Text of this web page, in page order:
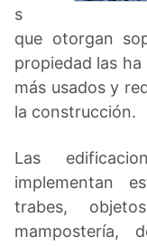
s
que otorgan
propiedad las
más usados y
la construcción.
Las
implementan
trabes,
mampostería,